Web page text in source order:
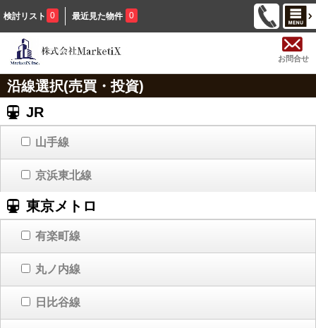
検討リスト 0 最近見た物件 0
お問合せ
沿線選択(売買・投資)
JR
山手線
京浜東北線
東京メトロ
有楽町線
丸ノ内線
日比谷線